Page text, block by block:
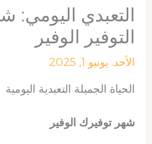
التعبدي
التوفير الوفير
الأحد. يونيو 1, 2025
الحياة الجميلة التعبدية اليومية
شهر توفيرك الوفير